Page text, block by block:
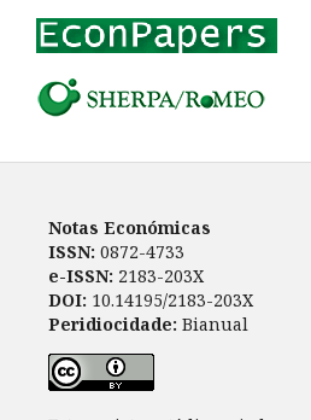
Notas Económicas
ISSN: 0872-4733
e-ISSN: 2183-203X
DOI: 10.14195/2183-203X
Peridiocidade: Bianual